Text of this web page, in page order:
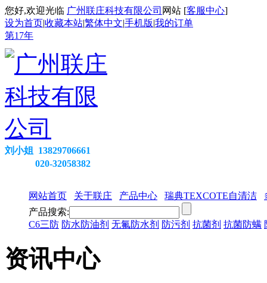
您好,欢迎光临 广州联庄科技有限公司 网站 [客服中心]
设为首页|收藏本站|繁体中文|手机版|我的订单
第17年
刘小姐 13829706661
020-32058382
网站首页 关于联庄 产品中心 瑞典TEXCOTE自清洁
产品搜索:
C6三防 防水防油剂 无氟防水剂 防污剂 抗菌剂 抗菌防螨
资讯中心